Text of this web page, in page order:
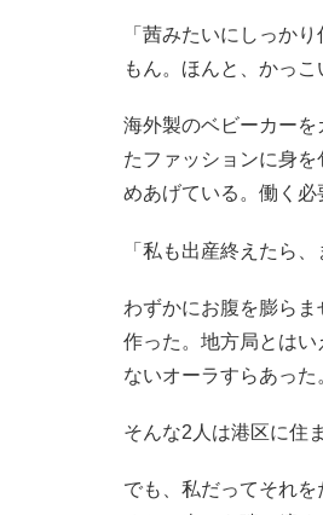
「茜みたいにしっか
もん。ほんと、かっこ
海外製のベビーカー
たファッションに身
めあげている。働く必
「私も出産終えたら
わずかにお腹を膨ら
作った。地方局とは
ないオーラすらあった
そんな2人は港区に住
でも、私だってそれ